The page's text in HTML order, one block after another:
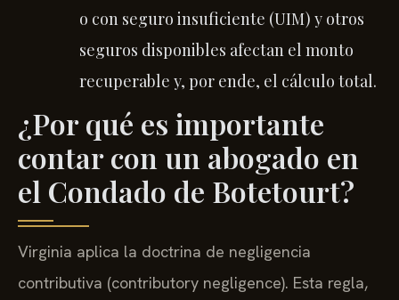
o con seguro insuficiente (UIM) y otros
seguros disponibles afectan el monto
recuperable y, por ende, el cálculo total.
¿Por qué es importante
contar con un abogado en
el Condado de Botetourt?
Virginia aplica la doctrina de negligencia
contributiva (contributory negligence). Esta regla,